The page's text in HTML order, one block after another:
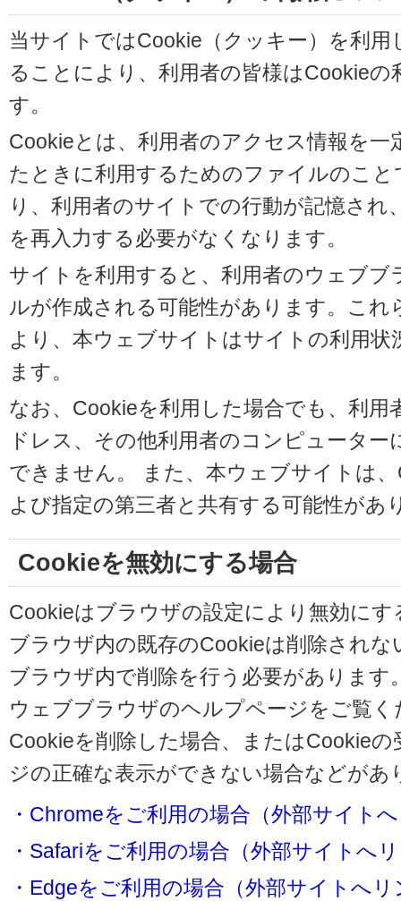
当サイトではCookie（クッキー）を利
ることにより、利用者の皆様はCookie
す。
Cookieとは、利用者のアクセス情報を
たときに利用するためのファイルのこ
り、利用者のサイトでの行動が記憶さ
を再入力する必要がなくなります。
サイトを利用すると、利用者のウェブ
ルが作成される可能性があります。こ
より、本ウェブサイトはサイトの利用
ます。
なお、Cookieを利用した場合でも、利用
ドレス、その他利用者のコンピュータ
できません。 また、本ウェブサイトは
よび指定の第三者と共有する可能性があ
Cookieを無効にする場合
Cookieはブラウザの設定により無効に
ブラウザ内の既存のCookieは削除され
ブラウザ内で削除を行う必要があります
ウェブブラウザのヘルプページをご覧く
Cookieを削除した場合、またはCookie
ジの正確な表示ができない場合などが
・Chromeをご利用の場合（外部サイト
・Safariをご利用の場合（外部サイトへ
・Edgeをご利用の場合（外部サイトへリ